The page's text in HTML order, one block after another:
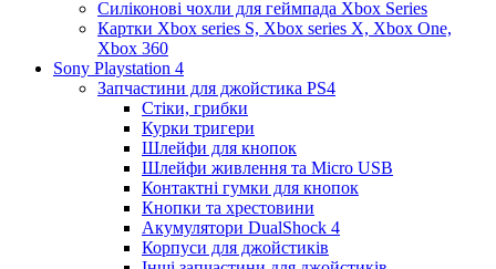
Силіконові чохли для геймпада Xbox Series
Картки Xbox series S, Xbox series X, Xbox One,
Xbox 360
Sony Playstation 4
Запчастини для джойстика PS4
Стіки, грибки
Курки тригери
Шлейфи для кнопок
Шлейфи живлення та Micro USB
Контактні гумки для кнопок
Кнопки та хрестовини
Акумулятори DualShock 4
Корпуси для джойстиків